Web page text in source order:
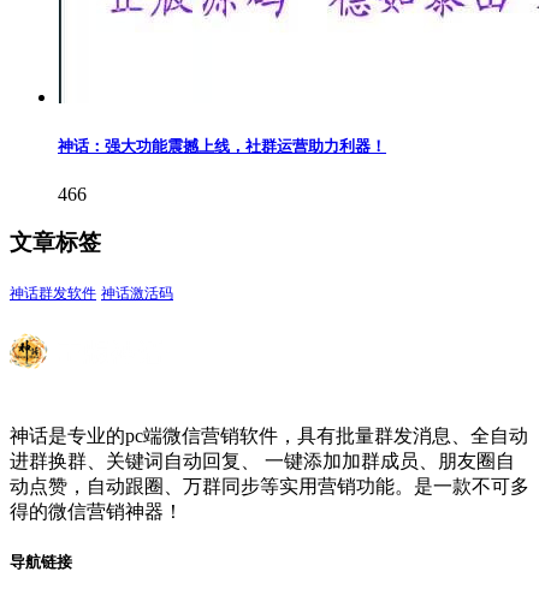
神话：强大功能震撼上线，社群运营助力利器！
466
文章标签
神话群发软件 神话激活码
神话是专业的pc端微信营销软件，具有批量群发消息、全自动
进群换群、关键词自动回复、 一键添加加群成员、朋友圈自
动点赞，自动跟圈、万群同步等实用营销功能。是一款不可多
得的微信营销神器！
导航链接